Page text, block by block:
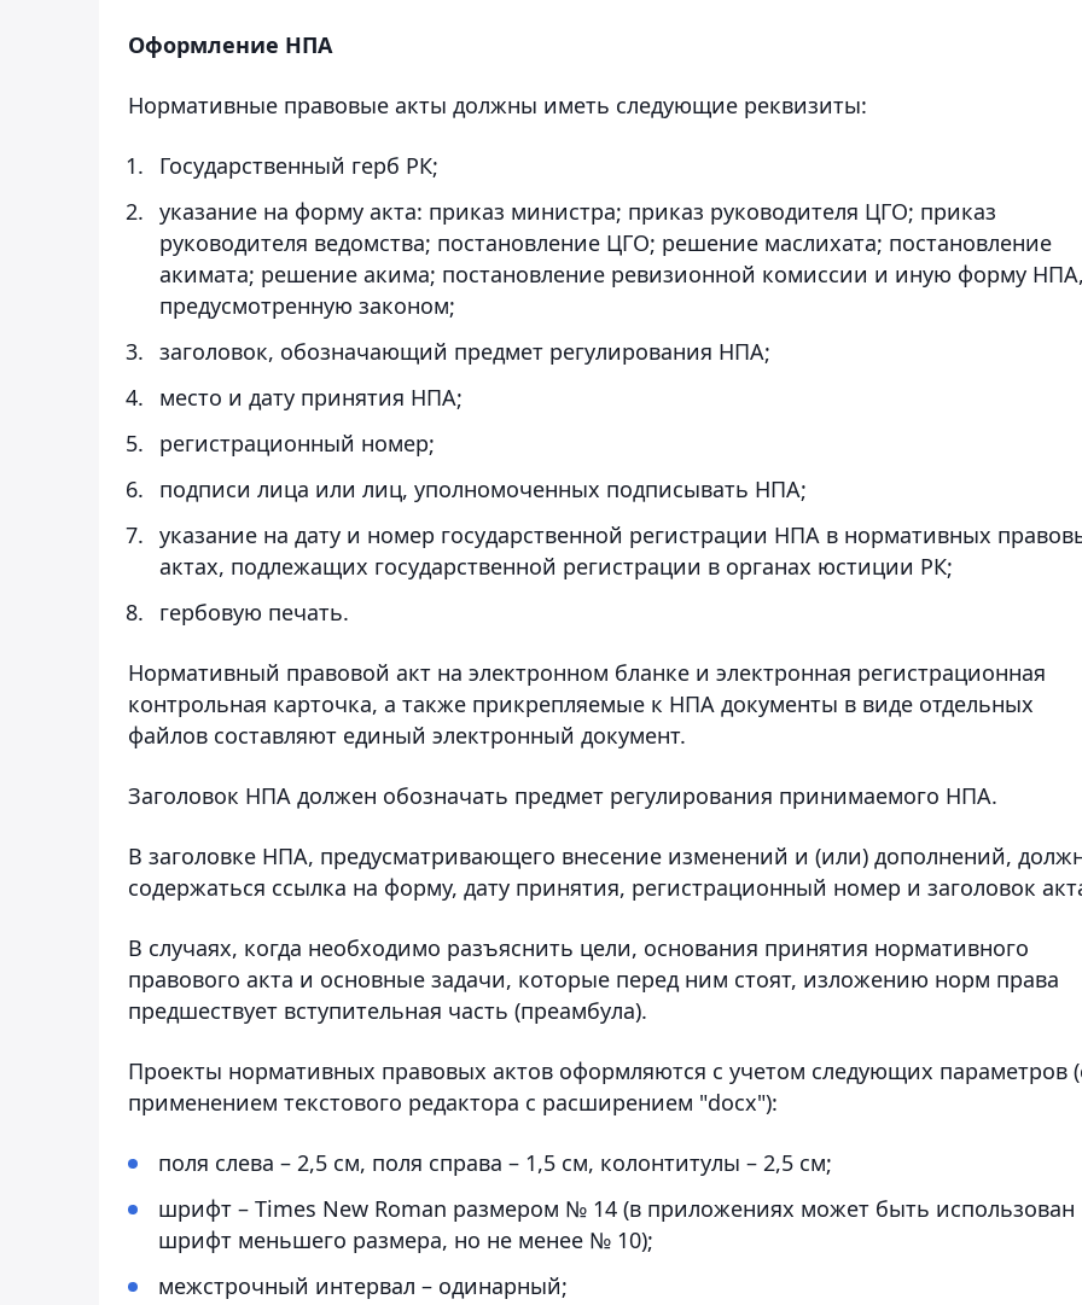
Оформление НПА
Нормативные правовые акты должны иметь следующие реквизиты:
Государственный герб РК;
указание на форму акта: приказ министра; приказ руководителя ЦГО; приказ
руководителя ведомства; постановление ЦГО; решение маслихата; постановление
акимата; решение акима; постановление ревизионной комиссии и иную форму
предусмотренную законом;
заголовок, обозначающий предмет регулирования НПА;
место и дату принятия НПА;
регистрационный номер;
подписи лица или лиц, уполномоченных подписывать НПА;
указание на дату и номер государственной регистрации НПА в нормативных
актах, подлежащих государственной регистрации в органах юстиции РК;
гербовую печать.
Нормативный правовой акт на электронном бланке и электронная регистрационная
контрольная карточка, а также прикрепляемые к НПА документы в виде отдельных
файлов составляют единый электронный документ.
Заголовок НПА должен обозначать предмет регулирования принимаемого НПА.
В заголовке НПА, предусматривающего внесение изменений и (или) дополнений,
содержаться ссылка на форму, дату принятия, регистрационный номер и заголовок
В случаях, когда необходимо разъяснить цели, основания принятия нормативного
правового акта и основные задачи, которые перед ним стоят, изложению норм права
предшествует вступительная часть (преамбула).
Проекты нормативных правовых актов оформляются с учетом следующих параметров
применением текстового редактора с расширением "docx"):
поля слева – 2,5 см, поля справа – 1,5 см, колонтитулы – 2,5 см;
шрифт – Тimеs New Rоmаn размером № 14 (в приложениях может быть использован
шрифт меньшего размера, но не менее № 10);
межстрочный интервал – одинарный;